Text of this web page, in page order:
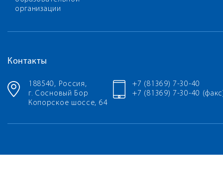
организации
Контакты
188540, Россия,
г. Сосновый Бор
Копорское шоссе, 64
+7 (81369) 7-30-40
+7 (81369) 7-30-40